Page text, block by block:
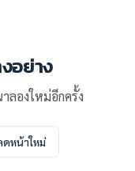
อย่าง
ลองใหม่อีกครั้ง
ดหน้าใหม่